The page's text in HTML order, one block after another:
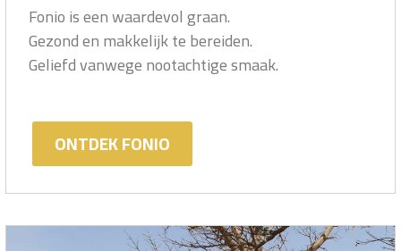
Fonio is een waardevol graan.
Gezond en makkelijk te bereiden.
Geliefd vanwege nootachtige smaak.
ONTDEK FONIO